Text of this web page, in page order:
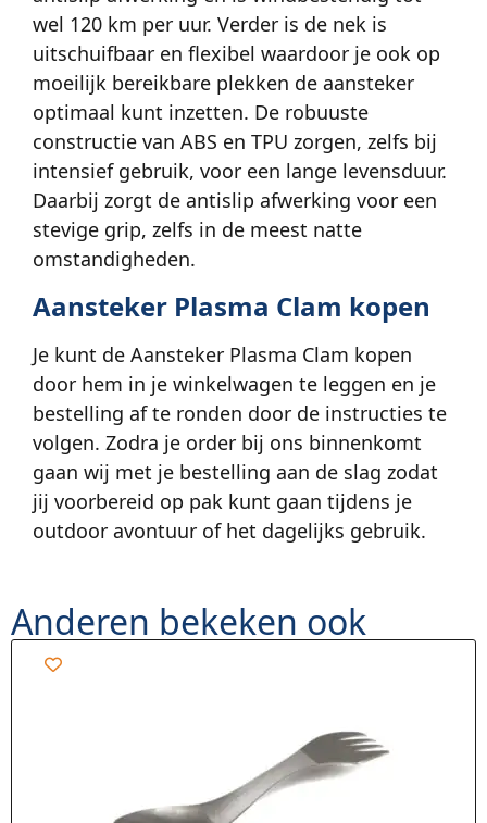
wel 120 km per uur. Verder is de nek is
uitschuifbaar en flexibel waardoor je ook op
moeilijk bereikbare plekken de aansteker
optimaal kunt inzetten. De robuuste
constructie van ABS en TPU zorgen, zelfs bij
intensief gebruik, voor een lange levensduur.
Daarbij zorgt de antislip afwerking voor een
stevige grip, zelfs in de meest natte
omstandigheden.
Aansteker Plasma Clam kopen
Je kunt de Aansteker Plasma Clam kopen
door hem in je winkelwagen te leggen en je
bestelling af te ronden door de instructies te
volgen. Zodra je order bij ons binnenkomt
gaan wij met je bestelling aan de slag zodat
jij voorbereid op pak kunt gaan tijdens je
outdoor avontuur of het dagelijks gebruik.
Anderen bekeken ook